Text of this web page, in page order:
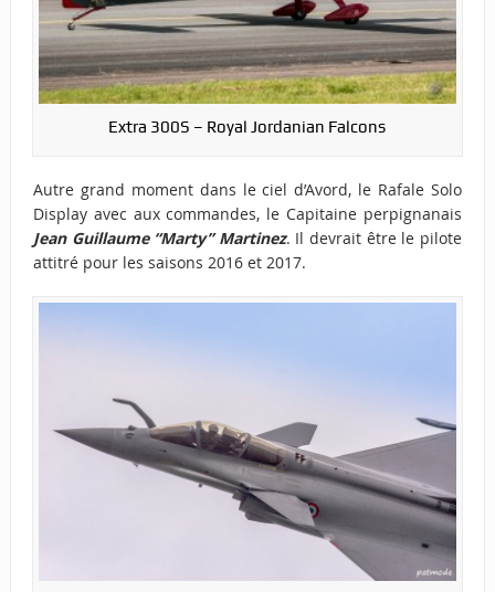
Extra 300S – Royal Jordanian Falcons
Autre grand moment dans le ciel d’Avord, le Rafale Solo
Display avec aux commandes, le Capitaine perpignanais
Jean Guillaume “Marty” Martinez. Il devrait être le pilote
attitré pour les saisons 2016 et 2017.